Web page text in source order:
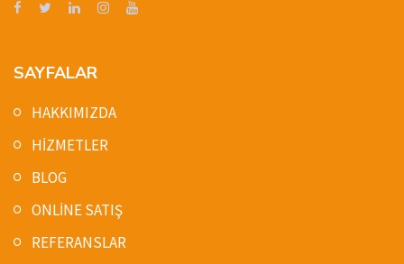
SAYFALAR
HAKKIMIZDA
HİZMETLER
BLOG
ONLİNE SATIŞ
REFERANSLAR